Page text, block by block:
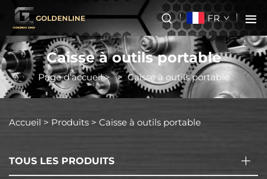
GOLDENLINE FR
Caisse à outils portable
Page d’accueil>>Caisse à outils portable
Accueil > Produits > Caisse à outils portable
TOUS LES PRODUITS